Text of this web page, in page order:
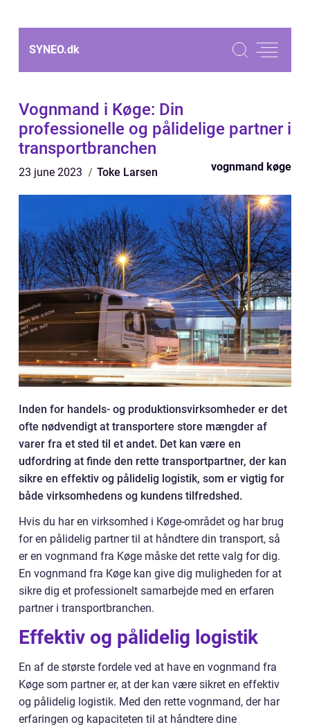
SYNEO.dk
Vognmand i Køge: Din
professionelle og pålidelige partner i
transportbranchen
23 june 2023 Toke Larsen vognmand køge
Inden for handels- og produktionsvirksomheder er det
ofte nødvendigt at transportere store mængder af
varer fra et sted til et andet. Det kan være en
udfordring at finde den rette transportpartner, der kan
sikre en effektiv og pålidelig logistik, som er vigtig for
både virksomhedens og kundens tilfredshed.
Hvis du har en virksomhed i Køge-området og har brug
for en pålidelig partner til at håndtere din transport, så
er en vognmand fra Køge måske det rette valg for dig.
En vognmand fra Køge kan give dig muligheden for at
sikre dig et professionelt samarbejde med en erfaren
partner i transportbranchen.
Effektiv og pålidelig logistik
En af de største fordele ved at have en vognmand fra
Køge som partner er, at der kan være sikret en effektiv
og pålidelig logistik. Med den rette vognmand, der har
erfaringen og kapaciteten til at håndtere dine